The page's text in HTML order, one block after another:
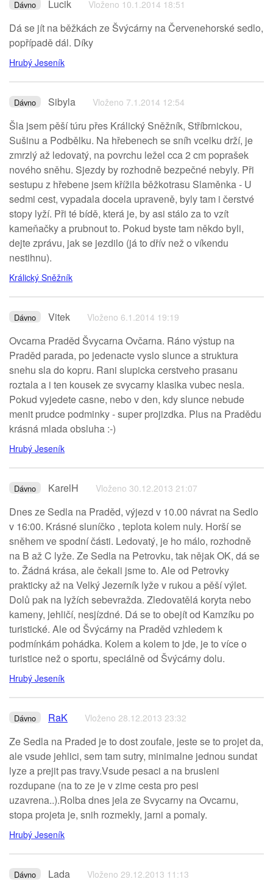
Dávno Lucik Vloženo 10.1.2014 18:51
Dá se jít na běžkách ze Švýcárny na Červenehorské sedlo,
popřípadě dál. Díky
Hrubý Jeseník
Dávno Sibyla Vloženo 7.1.2014 12:54
Šla jsem pěší túru přes Králický Sněžník, Stříbrnickou,
Sušinu a Podbělku. Na hřebenech se sníh vcelku drží, je
zmrzlý až ledovatý, na povrchu ležel cca 2 cm poprašek
nového sněhu. Sjezdy by rozhodně bezpečné nebyly. Při
sestupu z hřebene jsem křížila běžkotrasu Slaměnka - U
sedmi cest, vypadala docela upraveně, byly tam i čerstvé
stopy lyží. Při té bídě, která je, by asi stálo za to vzít
kameňačky a prubnout to. Pokud byste tam někdo byli,
dejte zprávu, jak se jezdilo (já to dřív než o víkendu
nestihnu).
Králický Sněžník
Dávno Vitek Vloženo 6.1.2014 19:19
Ovcarna Praděd Švycarna Ovčarna. Ráno výstup na
Praděd parada, po jedenacte vyslo slunce a struktura
snehu sla do kopru. Rani slupicka cerstveho prasanu
roztala a i ten kousek ze svycarny klasika vubec nesla.
Pokud vyjedete casne, nebo v den, kdy slunce nebude
menit prudce podminky - super projizdka. Plus na Pradědu
krásná mlada obsluha :-)
Hrubý Jeseník
Dávno KarelH Vloženo 30.12.2013 21:07
Dnes ze Sedla na Praděd, výjezd v 10.00 návrat na Sedlo
v 16:00. Krásné sluníčko , teplota kolem nuly. Horší se
sněhem ve spodní části. Ledovatý, je ho málo, rozhodně
na B až C lyže. Ze Sedla na Petrovku, tak nějak OK, dá se
to. Žádná krása, ale čekali jsme to. Ale od Petrovky
prakticky až na Velký Jezerník lyže v rukou a pěší výlet.
Dolů pak na lyžích sebevražda. Zledovatělá koryta nebo
kameny, jehličí, nesjízdné. Dá se to obejít od Kamzíku po
turistické. Ale od Švýcárny na Praděd vzhledem k
podmínkám pohádka. Kolem a kolem to jde, je to více o
turistice než o sportu, speciálně od Švýcárny dolu.
Hrubý Jeseník
Dávno RaK Vloženo 28.12.2013 23:32
Ze Sedla na Praded je to dost zoufale, jeste se to projet da,
ale vsude jehlici, sem tam sutry, minimalne jednou sundat
lyze a prejit pas travy.Vsude pesaci a na brusleni
rozdupane (na to ze je v zime cesta pro pesi
uzavrena..).Rolba dnes jela ze Svycarny na Ovcarnu,
stopa projeta je, snih rozmekly, jarni a pomaly.
Hrubý Jeseník
Dávno Lada Vloženo 29.12.2013 11:13